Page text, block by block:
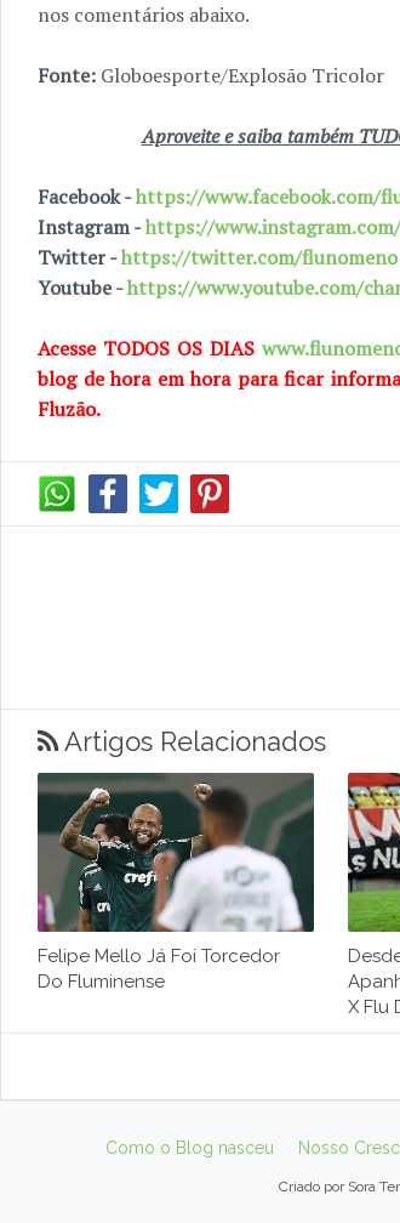
nos comentários abaixo.
Fonte: Globoesporte/Explosão Tricolor
Aproveite e saiba também
Facebook -https://www.facebook.com/
Instagram -https://
Twitter -https://twitter.com/flunomeno
Youtube -https://www.youtube.com/
Acesse TODOS OS DIAS
blog de hora em hora para ficar
Fluzão.
Artigos Relacionados
Felipe Mello Já Foi Torcedor
Do Fluminense
X Flu
Como o Blog nasceu Nosso
Criado por Sora